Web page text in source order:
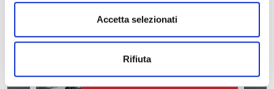
Accetta selezionati
Rifiuta